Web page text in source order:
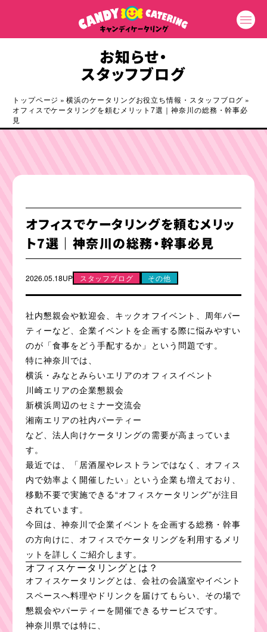
お知らせ・
スタッフブログ
トップページ »横浜のケータリングお役立ち情報・スタッフブログ »
オフィスでケータリングを頼むメリット7選｜神奈川の総務・幹事必
見
オフィスでケータリングを頼むメリッ
ト7選｜神奈川の総務・幹事必見
2026.05.18UP スタッフブログ その他
社内懇親会や歓迎会、キックオフイベント、周年パー
ティーなど、企業イベントを企画する際に悩みやすい
のが「食事をどう手配するか」という問題です。
特に神奈川では、
横浜・みなとみらいエリアのオフィスイベント
川崎エリアの企業懇親会
新横浜周辺のセミナー交流会
湘南エリアの社内パーティー
など、法人向けケータリングの需要が高まっていま
す。
最近では、「居酒屋やレストランではなく、オフィス
内で効率よく開催したい」という企業も増えており、
移動不要で実施できる“オフィスケータリング”が注目
されています。
今回は、神奈川で企業イベントを企画する総務・幹事
の方向けに、オフィスでケータリングを利用するメリ
ットを詳しくご紹介します。
オフィスケータリングとは？
オフィスケータリングとは、会社の会議室やイベント
スペースへ料理やドリンクを届けてもらい、その場で
懇親会やパーティーを開催できるサービスです。
神奈川県では特に、